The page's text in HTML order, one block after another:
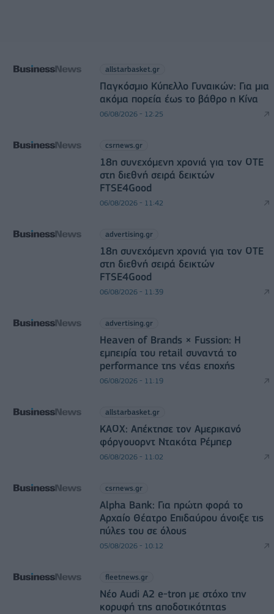
allstarbasket.gr
Παγκόσμιο Κύπελλο Γυναικών: Για μια
ακόμα πορεία έως το βάθρο η Κίνα
06/08/2026 - 12:25
csrnews.gr
18η συνεχόμενη χρονιά για τον ΟΤΕ
στη διεθνή σειρά δεικτών
FTSE4Good
06/08/2026 - 11:42
advertising.gr
18η συνεχόμενη χρονιά για τον ΟΤΕ
στη διεθνή σειρά δεικτών
FTSE4Good
06/08/2026 - 11:39
advertising.gr
Heaven of Brands × Fussion: Η
εμπειρία του retail συναντά το
performance της νέας εποχής
06/08/2026 - 11:19
allstarbasket.gr
ΚΑΟΧ: Απέκτησε τον Αμερικανό
φόργουορντ Ντακότα Ρέμπερ
06/08/2026 - 11:02
csrnews.gr
Alpha Bank: Για πρώτη φορά το
Αρχαίο Θέατρο Επιδαύρου άνοιξε τις
πύλες του σε όλους
05/08/2026 - 10:12
fleetnews.gr
Νέο Audi A2 e-tron με στόχο την
κορυφή της αποδοτικότητας